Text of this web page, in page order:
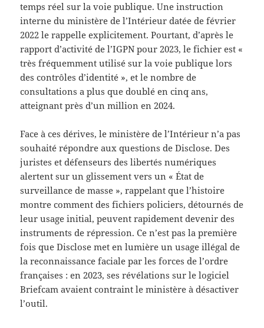
temps réel sur la voie publique. Une instruction
interne du ministère de l’Intérieur datée de février
2022 le rappelle explicitement. Pourtant, d’après le
rapport d’activité de l’IGPN pour 2023, le fichier est «
très fréquemment utilisé sur la voie publique lors
des contrôles d’identité », et le nombre de
consultations a plus que doublé en cinq ans,
atteignant près d’un million en 2024.
Face à ces dérives, le ministère de l’Intérieur n’a pas
souhaité répondre aux questions de Disclose. Des
juristes et défenseurs des libertés numériques
alertent sur un glissement vers un « État de
surveillance de masse », rappelant que l’histoire
montre comment des fichiers policiers, détournés de
leur usage initial, peuvent rapidement devenir des
instruments de répression. Ce n’est pas la première
fois que Disclose met en lumière un usage illégal de
la reconnaissance faciale par les forces de l’ordre
françaises : en 2023, ses révélations sur le logiciel
Briefcam avaient contraint le ministère à désactiver
l’outil.